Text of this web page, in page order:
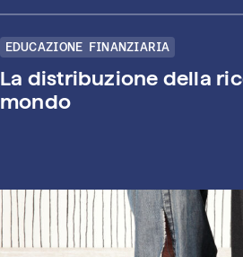
EDUCAZIONE FINANZIARIA
La distribuzione della
mondo